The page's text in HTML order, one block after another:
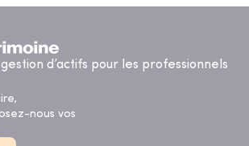
gestion d’actifs pour les professionnels
nous vos